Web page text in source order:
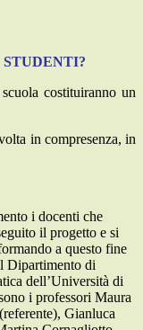
costituiranno un
in compresenza, in
i docenti che
il progetto e si
a questo fine
Dipartimento di
dell’Università di
i professori Maura
Gianluca